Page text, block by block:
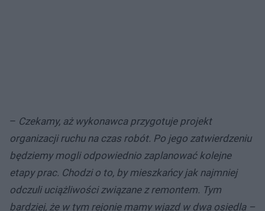
– Czekamy, aż wykonawca przygotuje projekt
organizacji ruchu na czas robót. Po jego zatwierdzeniu
będziemy mogli odpowiednio zaplanować kolejne
etapy prac. Chodzi o to, by mieszkańcy jak najmniej
odczuli uciążliwości związane z remontem. Tym
bardziej, że w tym rejonie mamy wjazd w dwa osiedla –